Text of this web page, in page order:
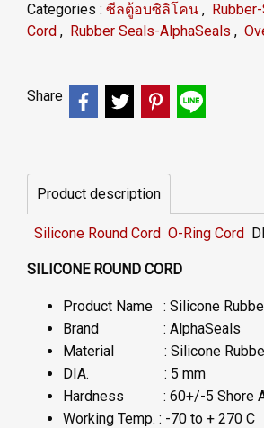
Categories : ซีลตู้อบซิลิโคน ,
Cord , Rubber Seals-AlphaSeals ,
Share
Product description
Silicone Round Cord O-Ring Cord
SILICONE ROUND CORD
Product Name : Silicone
Brand : AlphaSeals
Material : Silicone
DIA. : 5 mm
Hardness : 60+/-5 Shore
Working Temp. : -70 to + 270 C